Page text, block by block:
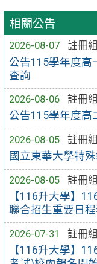
相關公告
2026-08-07
註冊組
公告115學年度高
查詢
2026-08-06
註冊組
公告115學年度高
2026-08-05
註冊組
國立東華大學特
2026-08-05
註冊組
【116升大學】
聯合招生重要日
2026-07-31
註冊組
【116升大學】